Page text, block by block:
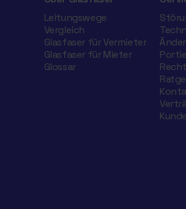
Leitungswege
Vergleich
Glasfaser für Vermieter
Glasfaser für Mieter
Glossar